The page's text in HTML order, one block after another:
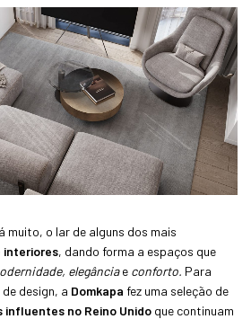
muito, o lar de alguns dos mais
interiores, dando forma a espaços que
elegânciae conforto. Para
design, a Domkapa fez uma seleção de
influentes no Reino Unido que continuam